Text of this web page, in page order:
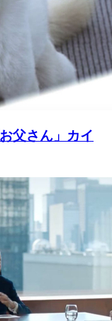
父さん」カイ